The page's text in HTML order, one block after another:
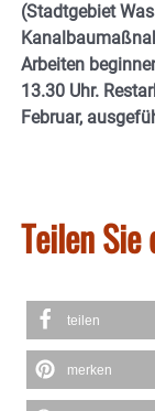
(Stadtgebiet
Arbeiten
13.30 Uhr.
Februar,
Teilen
teilen
merken